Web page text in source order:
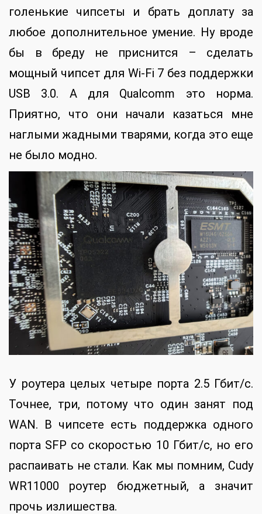
голенькие чипсеты и брать доплату за
любое дополнительное умение. Ну вроде
бы в бреду не приснится – сделать
мощный чипсет для Wi-Fi 7 без поддержки
USB 3.0. А для Qualcomm это норма.
Приятно, что они начали казаться мне
наглыми жадными тварями, когда это еще
не было модно.
У роутера целых четыре порта 2.5 Гбит/с.
Точнее, три, потому что один занят под
WAN. В чипсете есть поддержка одного
порта SFP со скоростью 10 Гбит/с, но его
распаивать не стали. Как мы помним, Cudy
WR11000 роутер бюджетный, а значит
прочь излишества.